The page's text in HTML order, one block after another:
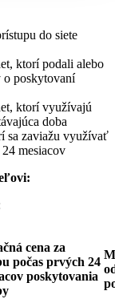
do siete
ktorí podali alebo
poskytovaní
ktorí využívajú
doba
sa zaviažu využívať
mesiacov
cena za
počas prvých 24
poskytovania